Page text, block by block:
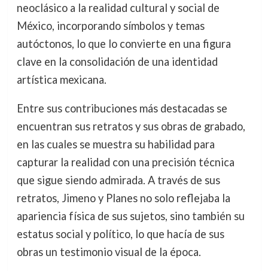
neoclásico a la realidad cultural y social de
México, incorporando símbolos y temas
autóctonos, lo que lo convierte en una figura
clave en la consolidación de una identidad
artística mexicana.
Entre sus contribuciones más destacadas se
encuentran sus retratos y sus obras de grabado,
en las cuales se muestra su habilidad para
capturar la realidad con una precisión técnica
que sigue siendo admirada. A través de sus
retratos, Jimeno y Planes no solo reflejaba la
apariencia física de sus sujetos, sino también su
estatus social y político, lo que hacía de sus
obras un testimonio visual de la época.